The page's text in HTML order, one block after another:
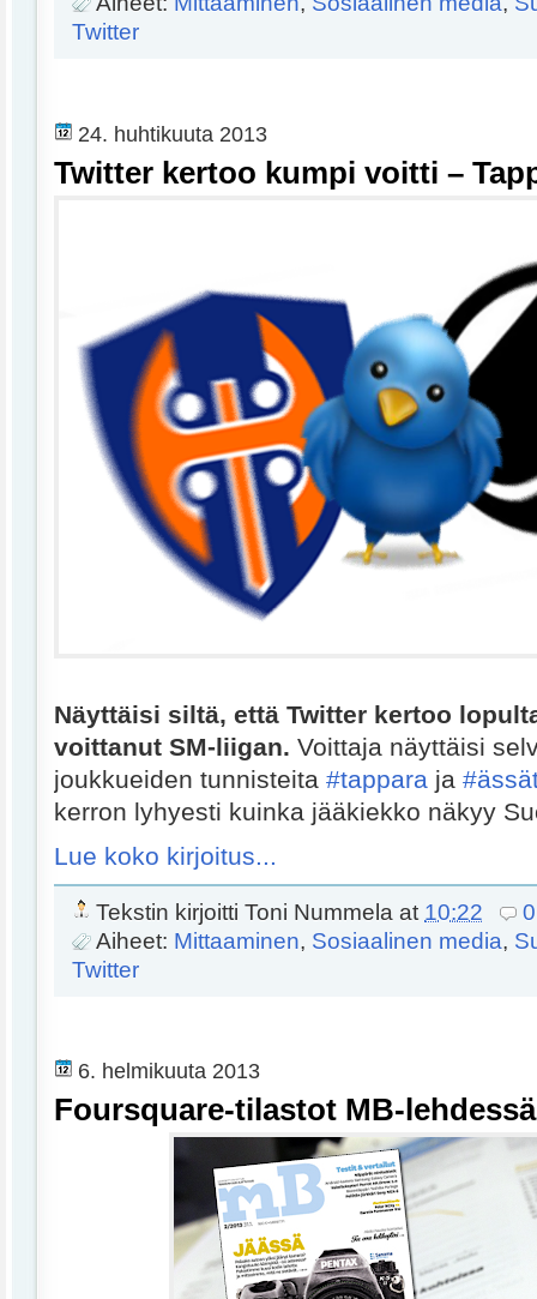
Twitter
24. huhtikuuta 2013
Twitter kertoo kumpi voitti –
Näyttäisi siltä, että Twitter kertoo
voittanut SM-liigan. Voittaja näyttäisi
joukkueiden tunnisteita #tappara ja
kerron lyhyesti kuinka jääkiekko näkyy
Lue koko kirjoitus...
Tekstin kirjoitti Toni Nummela at 10:22
Aiheet: Mittaaminen, Sosiaalinen media,
Twitter
6. helmikuuta 2013
Foursquare-tilastot MB-lehdessä